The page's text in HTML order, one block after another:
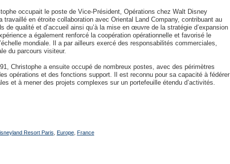
occupait le poste de Vice-Président, Opérations chez Walt Disney
en étroite collaboration avec Oriental Land Company, contribuant au
de qualité et d’accueil ainsi qu’à la mise en œuvre de la stratégie d’expansion
a également renforcé la coopération opérationnelle et favorisé le
mondiale. Il a par ailleurs exercé des responsabilités commerciales,
du parcours visiteur.
Christophe a ensuite occupé de nombreux postes, avec des périmètres
opérations et des fonctions support. Il est reconnu pour sa capacité à fédérer
et à mener des projets complexes sur un portefeuille étendu d’activités.
Resort Paris Europe, France